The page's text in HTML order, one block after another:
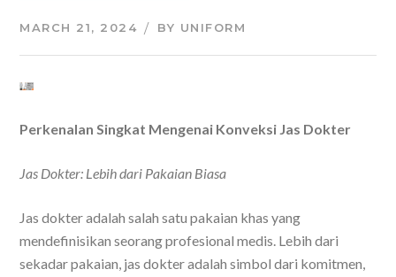
MARCH 21, 2024 BY UNIFORM
Perkenalan Singkat Mengenai Konveksi Jas Dokter
Jas Dokter: Lebih dari Pakaian Biasa
Jas dokter adalah salah satu pakaian khas yang
mendefinisikan seorang profesional medis. Lebih dari
sekadar pakaian, jas dokter adalah simbol dari komitmen,